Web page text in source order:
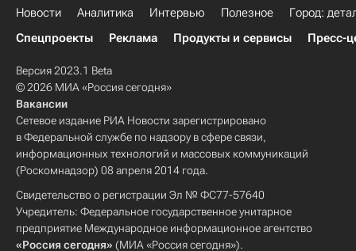
Новости Аналитика Интервью Полезное
Город:
Спецпроекты
Реклама Продукты и сервисы Пресс-
Версия 2023.1 Beta
© 2026 МИА «Россия сегодня»
Вакансии
Сетевое издание РИА Новости зарегистрировано
в Федеральной службе по надзору в сфере связи,
информационных технологий и массовых коммуникаций
(Роскомнадзор) 08 апреля 2014 года.
Свидетельство о регистрации Эл № ФС77-57640
Учредитель: Федеральное государственное унитарное
предприятие Международное информационное агентство
«Россия сегодня» (МИА «Россия сегодня»).